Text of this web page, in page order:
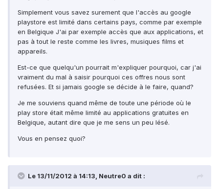
Simplement vous savez surement que l'accès au google
playstore est limité dans certains pays, comme par exemple
en Belgique J'ai par exemple accès que aux applications, et
pas à tout le reste comme les livres, musiques films et
appareils.
Est-ce que quelqu'un pourrait m'expliquer pourquoi, car j'ai
vraiment du mal à saisir pourquoi ces offres nous sont
refusées. Et si jamais google se décide à le faire, quand?
Je me souviens quand même de toute une période où le
play store était même limité au applications gratuites en
Belgique, autant dire que je me sens un peu lésé.
Vous en pensez quoi?
Le 13/11/2012 à 14:13, Neutre0 a dit :